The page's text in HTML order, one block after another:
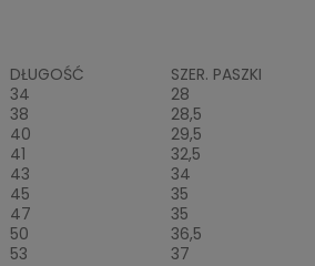
DŁUGOŚĆ
SZER. PASZKI
34
28
38
28,5
40
29,5
41
32,5
43
34
45
35
47
35
50
36,5
53 37